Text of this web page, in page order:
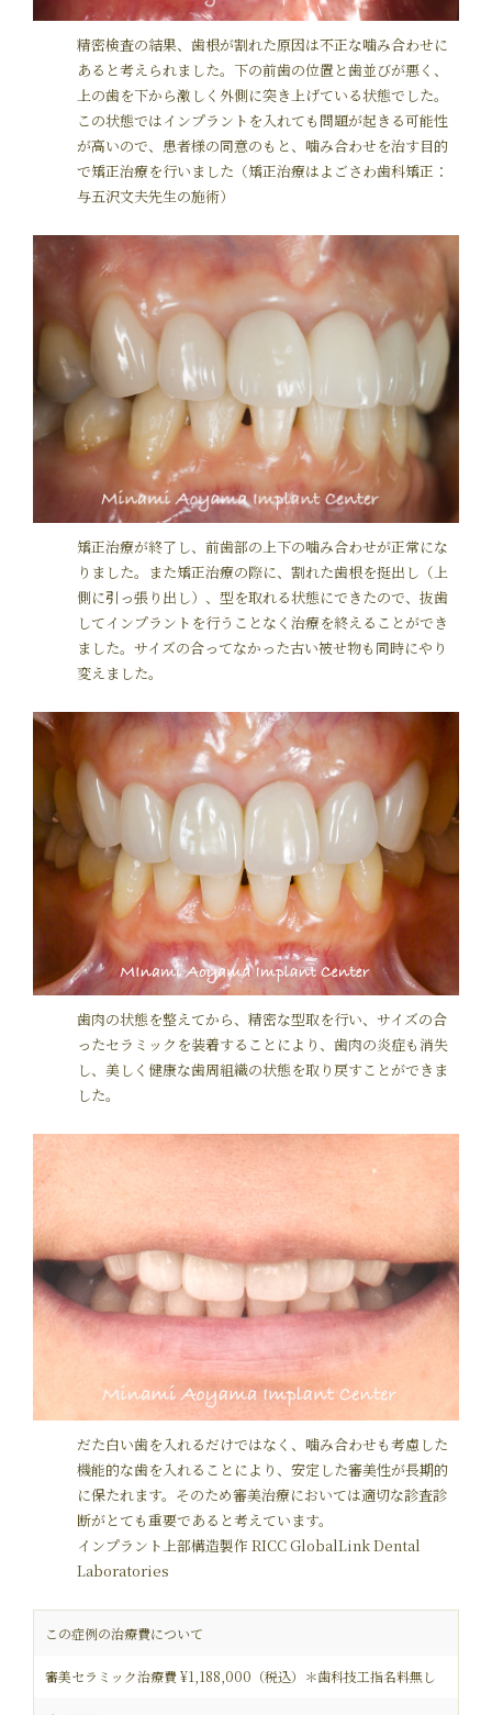
精密検査の結果、歯根が割れた原因は不正な噛み合わせに
あると考えられました。下の前歯の位置と歯並びが悪く、
上の歯を下から激しく外側に突き上げている状態でした。
この状態ではインプラントを入れても問題が起きる可能性
が高いので、患者様の同意のもと、噛み合わせを治す目的
で矯正治療を行いました（矯正治療はよごさわ歯科矯正：
与五沢文夫先生の施術）
矯正治療が終了し、前歯部の上下の噛み合わせが正常にな
りました。また矯正治療の際に、割れた歯根を挺出し（上
側に引っ張り出し）、型を取れる状態にできたので、抜歯
してインプラントを行うことなく治療を終えることができ
ました。サイズの合ってなかった古い被せ物も同時にやり
変えました。
歯肉の状態を整えてから、精密な型取を行い、サイズの合
ったセラミックを装着することにより、歯肉の炎症も消失
し、美しく健康な歯周組織の状態を取り戻すことができま
した。
だた白い歯を入れるだけではなく、噛み合わせも考慮した
機能的な歯を入れることにより、安定した審美性が長期的
に保たれます。そのため審美治療においては適切な診査診
断がとても重要であると考えています。
インプラント上部構造製作 RICC GlobalLink Dental
Laboratories
この症例の治療費について
審美セラミック治療費 ¥1,188,000（税込）＊歯科技工指名料無し